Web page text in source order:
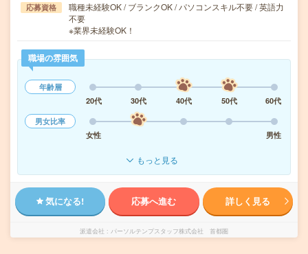
応募資格
職種未経験OK / ブランクOK / パソコンスキル不要 / 英語力
不要
※業界未経験OK！
職場の雰囲気
年齢層
20代
30代 40代 50代
60代
男女比率
女性
男性
もっと見る
気になる! 応募へ進む 詳しく見る
派遣会社 パーソルテンプスタッフ株式会社 首都圏